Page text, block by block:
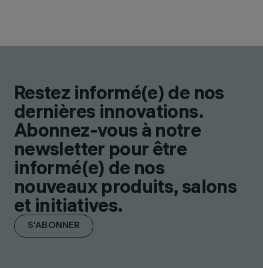
Restez informé(e) de nos
dernières innovations.
Abonnez-vous à notre
newsletter pour être
informé(e) de nos
nouveaux produits, salons
et initiatives.
S'ABONNER